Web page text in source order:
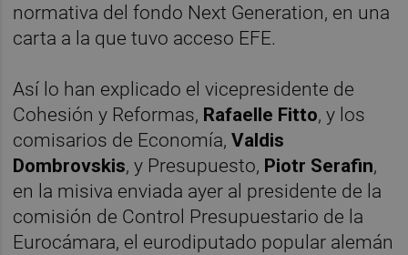
normativa del fondo Next Generation, en una
carta a la que tuvo acceso EFE.
Así lo han explicado el vicepresidente de
Cohesión y Reformas, Rafaelle Fitto, y los
comisarios de Economía,Valdis
Dombrovskis, y Presupuesto, Piotr Serafin,
en la misiva enviada ayer al presidente de la
comisión de Control Presupuestario de la
Eurocámara, el eurodiputado popular alemán